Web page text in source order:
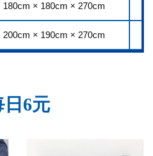
180cm × 180cm × 270cm
200cm × 190cm × 270cm
6元